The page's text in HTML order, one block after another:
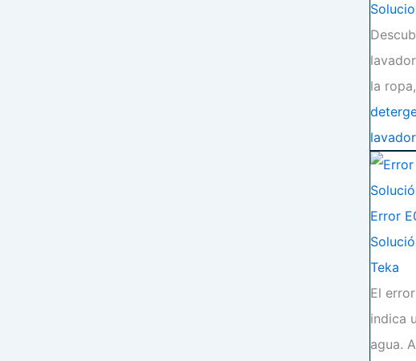
la
Error
Teka
El
indica
agua.